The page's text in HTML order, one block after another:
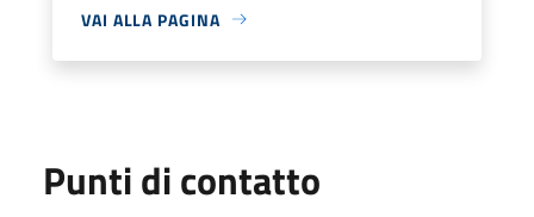
VAI ALLA PAGINA
Punti di contatto